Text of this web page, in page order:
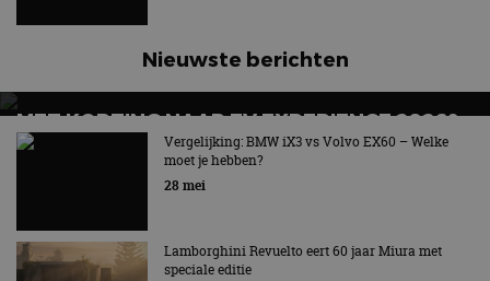
Nieuwste berichten
MET KORTING NAAR EV EXPERIENCE 2026?
AUTORAI REGELT HET!
EV Experience 2026 van 24 tot 26 september
Vergelijking: BMW iX3 vs Volvo EX60 – Welke
moet je hebben?
28 mei
Lamborghini Revuelto eert 60 jaar Miura met
speciale editie